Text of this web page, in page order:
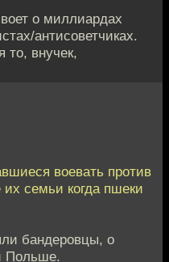
о миллиардах
антисоветчиках.
то, внучек,
воевать против
семьи когда пшеки
бандеровцы, о
Польше.